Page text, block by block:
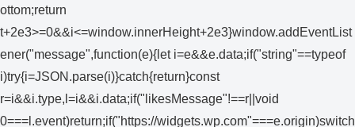
ottom;return
t+2e3>=0&&i<=window.innerHeight+2e3}window.addEventList
ener("message",function(e){let i=e&&e.data;if("string"==typeof
i)try{i=JSON.parse(i)}catch{return}const
r=i&&i.type,l=i&&i.data;if("likesMessage"!==r||void
0===l.event)return;if("https://widgets.wp.com"===e.origin)switch